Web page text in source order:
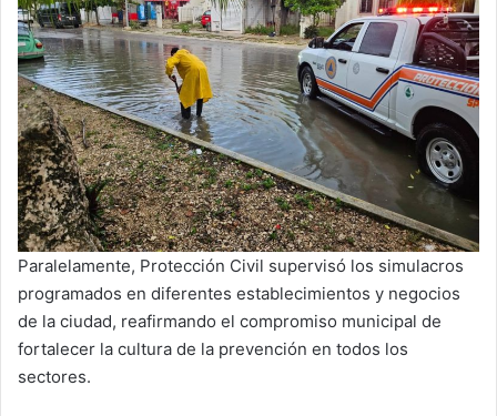
Paralelamente, Protección Civil supervisó los simulacros
programados en diferentes establecimientos y negocios
de la ciudad, reafirmando el compromiso municipal de
fortalecer la cultura de la prevención en todos los
sectores.